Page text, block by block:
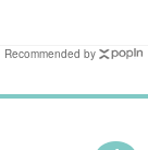
Recommended by